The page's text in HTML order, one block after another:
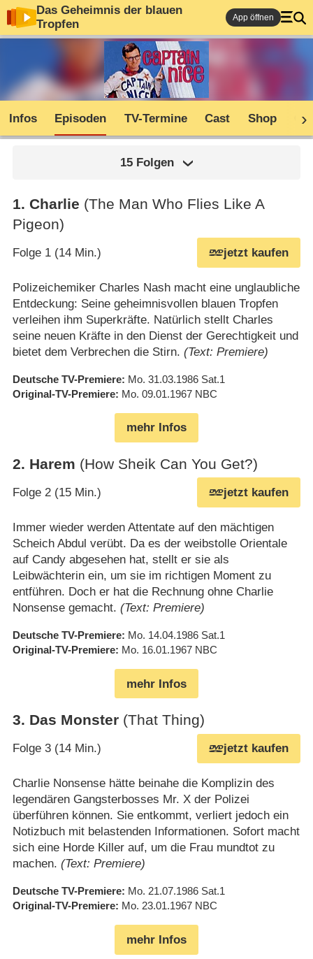
Das Geheimnis der blauen
Tropfen
App öffnen
Infos Episoden TV-Termine Cast Shop
15 Folgen
1. Charlie (The Man Who Flies Like A
Pigeon)
Folge 1 (14 Min.) jetzt kaufen
Polizeichemiker Charles Nash macht eine unglaubliche
Entdeckung: Seine geheimnisvollen blauen Tropfen
verleihen ihm Superkräfte. Natürlich stellt Charles
seine neuen Kräfte in den Dienst der Gerechtigkeit und
bietet dem Verbrechen die Stirn. (Text: Premiere)
Deutsche TV-Premiere Mo. 31.03.1986 Sat.1
Original-TV-Premiere Mo. 09.01.1967 NBC
mehr Infos
2. Harem (How Sheik Can You Get?)
Folge 2 (15 Min.) jetzt kaufen
Immer wieder werden Attentate auf den mächtigen
Scheich Abdul verübt. Da es der weibstolle Orientale
auf Candy abgesehen hat, stellt er sie als
Leibwächterin ein, um sie im richtigen Moment zu
entführen. Doch er hat die Rechnung ohne Charlie
Nonsense gemacht. (Text: Premiere)
Deutsche TV-Premiere Mo. 14.04.1986 Sat.1
Original-TV-Premiere Mo. 16.01.1967 NBC
mehr Infos
3. Das Monster (That Thing)
Folge 3 (14 Min.) jetzt kaufen
Charlie Nonsense hätte beinahe die Komplizin des
legendären Gangsterbosses Mr. X der Polizei
überführen können. Sie entkommt, verliert jedoch ein
Notizbuch mit belastenden Informationen. Sofort macht
sich eine Horde Killer auf, um die Frau mundtot zu
machen. (Text: Premiere)
Deutsche TV-Premiere Mo. 21.07.1986 Sat.1
Original-TV-Premiere Mo. 23.01.1967 NBC
mehr Infos